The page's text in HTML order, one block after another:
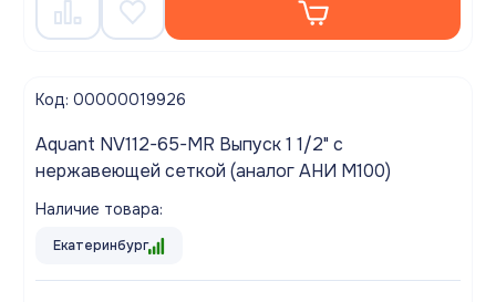
Код: 00000019926
Aquant NV112-65-MR Выпуск 1 1/2" с
нержавеющей сеткой (аналог АНИ М100)
Наличие товара:
Екатеринбург